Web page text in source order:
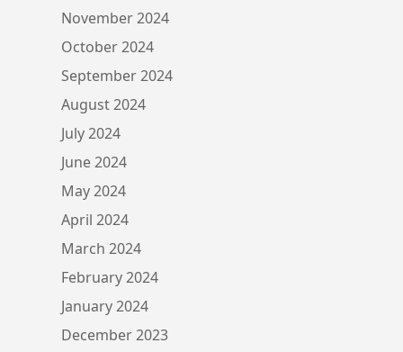
November 2024
October 2024
September 2024
August 2024
July 2024
June 2024
May 2024
April 2024
March 2024
February 2024
January 2024
December 2023